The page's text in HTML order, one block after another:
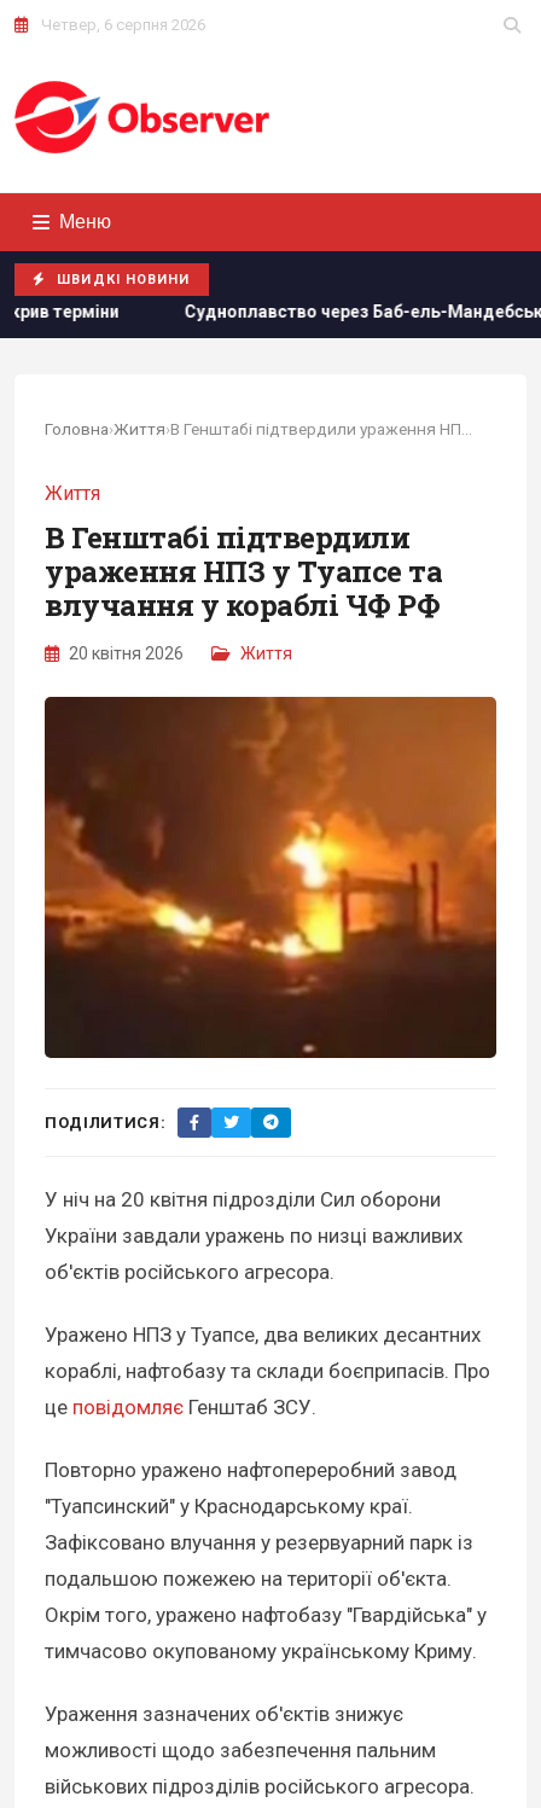
Четвер, 6 серпня 2026
Меню
ШВИДКІ НОВИНИ
Судноплавство через Баб-ель-Мандебську протоку майже
Головна›Життя›
Життя
В Генштабі підтвердили
ураження НПЗ у Туапсе та
влучання у кораблі ЧФ РФ
20 квітня 2026 Життя
ПОДІЛИТИСЯ:
У ніч на 20 квітня підрозділи Сил оборони
України завдали уражень по низці важливих
об'єктів російського агресора.
Уражено НПЗ у Туапсе, два великих десантних
кораблі, нафтобазу та склади боєприпасів. Про
це повідомляє Генштаб ЗСУ.
Повторно уражено нафтопереробний завод
"Туапсинский" у Краснодарському краї.
Зафіксовано влучання у резервуарний парк із
подальшою пожежею на території об'єкта.
Окрім того, уражено нафтобазу "Гвардійська" у
тимчасово окупованому українському Криму.
Ураження зазначених об'єктів знижує
можливості щодо забезпечення пальним
військових підрозділів російського агресора.